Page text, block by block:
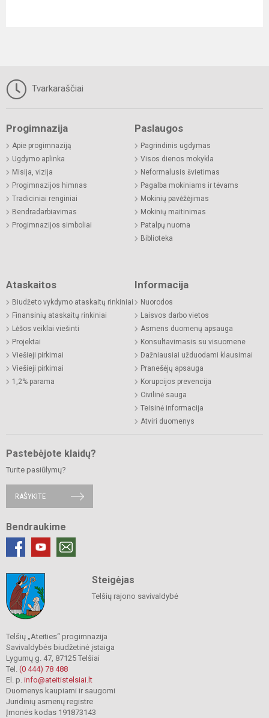
Tvarkaraščiai
Progimnazija
Apie progimnaziją
Ugdymo aplinka
Misija, vizija
Progimnazijos himnas
Tradiciniai renginiai
Bendradarbiavimas
Progimnazijos simboliai
Paslaugos
Pagrindinis ugdymas
Visos dienos mokykla
Neformalusis švietimas
Pagalba mokiniams ir tėvams
Mokinių pavėžėjimas
Mokinių maitinimas
Patalpų nuoma
Biblioteka
Ataskaitos
Biudžeto vykdymo ataskaitų rinkiniai
Finansinių ataskaitų rinkiniai
Lėšos veiklai viešinti
Projektai
Viešieji pirkimai
Viešieji pirkimai
1,2% parama
Informacija
Nuorodos
Laisvos darbo vietos
Asmens duomenų apsauga
Konsultavimasis su visuomene
Dažniausiai užduodami klausimai
Pranešėjų apsauga
Korupcijos prevencija
Civilinė sauga
Teisinė informacija
Atviri duomenys
Pastebėjote klaidų?
Turite pasiūlymų?
RAŠYKITE
Bendraukime
Steigėjas
Telšių rajono savivaldybė
Telšių „Ateities“ progimnazija
Savivaldybės biudžetinė įstaiga
Lygumų g. 47, 87125 Telšiai
Tel. (0 444) 78 488
El. p. info@ateitistelsiai.lt
Duomenys kaupiami ir saugomi
Juridinių asmenų registre
Įmonės kodas 191873143